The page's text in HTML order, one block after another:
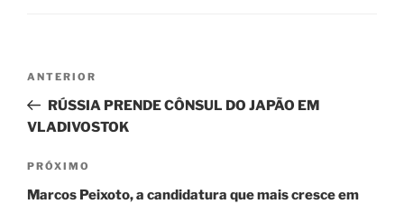
Post
Post
anterior
ANTERIOR
RÚSSIA PRENDE CÔNSUL DO JAPÃO EM
VLADIVOSTOK
Próximo
post
PRÓXIMO
Marcos Peixoto, a candidatura que mais cresce em